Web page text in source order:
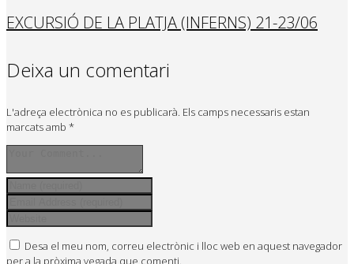
EXCURSIÓ DE LA PLATJA (INFERNS) 21-23/06
Deixa un comentari
L'adreça electrònica no es publicarà. Els camps necessaris estan
marcats amb *
Desa el meu nom, correu electrònic i lloc web en aquest navegador
per a la pròxima vegada que comenti.